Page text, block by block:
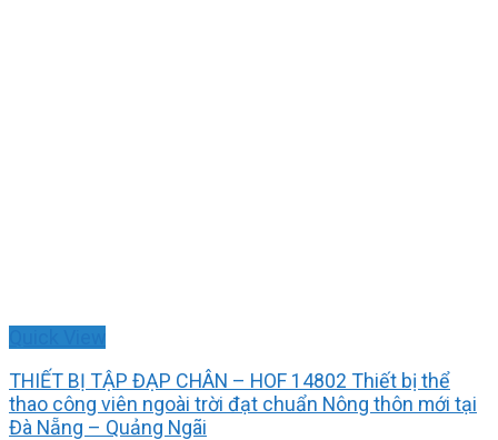
THIẾT BỊ TẬP ĐẠP CHÂN – HOF 14802 Thiết bị thể
thao công viên ngoài trời đạt chuẩn Nông thôn mới tại
Đà Nẵng – Quảng Ngãi